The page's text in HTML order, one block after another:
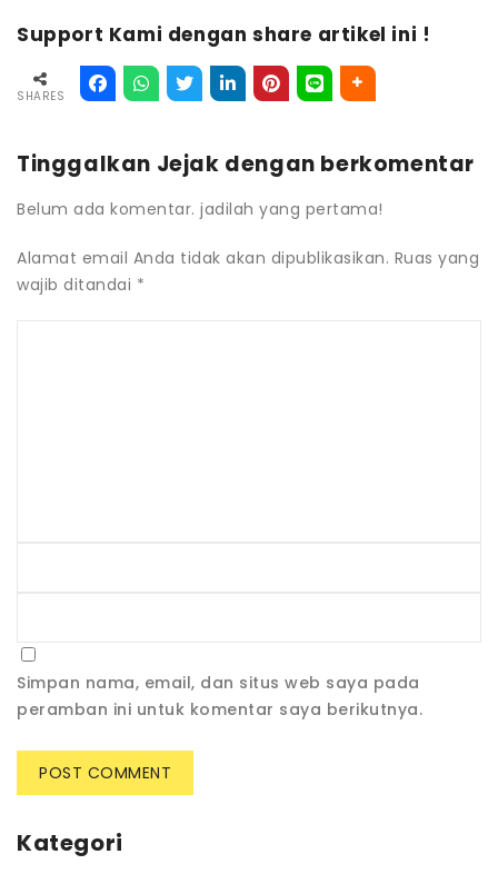
Kategori
Support Kami dengan share artikel ini !
SHARES
Tinggalkan Jejak dengan berkomentar
Belum ada komentar. jadilah yang pertama!
Alamat email Anda tidak akan dipublikasikan. Ruas yang
wajib ditandai *
Simpan nama, email, dan situs web saya pada
peramban ini untuk komentar saya berikutnya.